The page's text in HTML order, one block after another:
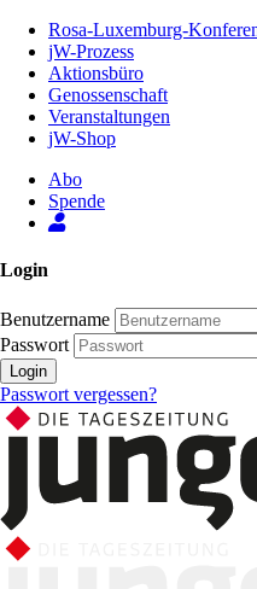
Inhalt
Seite
Rosa-Luxemburg-
jW-Prozess
Aktionsbüro
Genossenschaft
Veranstaltungen
jW-Shop
Abo
Spende
Login
Benutzername
Passwort
Login
Passwort vergessen?